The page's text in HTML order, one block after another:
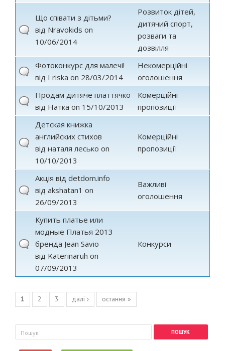
Що співати з дітьми?
від Nravokids on
10/06/2014
Розвиток дітей,
дитячий спорт,
розваги та
дозвілля
Фотоконкурс для малечі!
від I riska on 28/03/2014
Некомерційні
оголошення
Продам дитяче платтячко
від Натка on 15/10/2013
Комерційні
пропозиції
Детская книжка
английских стихов
від наталя лесько on
10/10/2013
Комерційні
пропозиції
Акція від detdom.info
від akshatan1 on
26/09/2013
Важливі
оголошення
Купить платье или
модные Платья 2013
бренда Jean Savio
від Katerinaruh on
07/09/2013
Конкурси
Сторінки
1 2 3 далі › остання »
Пошукова форма
Пошук